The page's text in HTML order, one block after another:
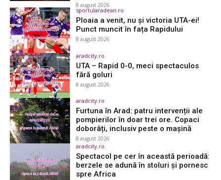
8 august 2026
sportularadean.ro
Ploaia a venit, nu și victoria UTA-ei!
Punct muncit în fața Rapidului
8 august 2026
aradcity.ro
UTA – Rapid 0-0, meci spectaculos
fără goluri
8 august 2026
aradcity.ro
Furtuna în Arad: patru intervenții ale
pompierilor în doar trei ore. Copaci
doborâți, inclusiv peste o mașină
8 august 2026
aradcity.ro
Spectacol pe cer în această perioadă:
berzele se adună în stoluri și pornesc
spre Africa